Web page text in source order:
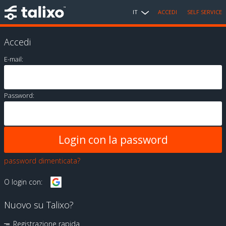
IT ACCEDI SELF SERVICE
Accedi
E-mail:
Password:
password dimenticata?
O login con:
Nuovo su Talixo?
Registrazione rapida